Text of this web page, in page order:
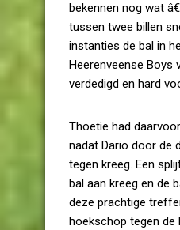
bekennen nog wat
tussen twee billen
instanties de bal in
Heerenveense Boys
verdedigd en hard
Thoetie had
nadat Dario door de
tegen kreeg. Een
bal aan kreeg en de
deze prachtige
hoekschop tegen